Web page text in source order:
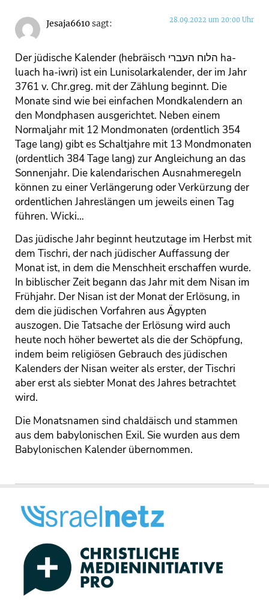
Jesaja6610sagt: 28.09.2022 um 20:00 Uhr
Der jüdische Kalender (hebräisch הלוח העברי ha-
luach ha-iwri) ist ein Lunisolarkalender, der im Jahr
3761 v. Chr.greg. mit der Zählung beginnt. Die
Monate sind wie bei einfachen Mondkalendern an
den Mondphasen ausgerichtet. Neben einem
Normaljahr mit 12 Mondmonaten (ordentlich 354
Tage lang) gibt es Schaltjahre mit 13 Mondmonaten
(ordentlich 384 Tage lang) zur Angleichung an das
Sonnenjahr. Die kalendarischen Ausnahmeregeln
können zu einer Verlängerung oder Verkürzung der
ordentlichen Jahreslängen um jeweils einen Tag
führen. Wicki…
Das jüdische Jahr beginnt heutzutage im Herbst mit
dem Tischri, der nach jüdischer Auffassung der
Monat ist, in dem die Menschheit erschaffen wurde.
In biblischer Zeit begann das Jahr mit dem Nisan im
Frühjahr. Der Nisan ist der Monat der Erlösung, in
dem die jüdischen Vorfahren aus Ägypten
auszogen. Die Tatsache der Erlösung wird auch
heute noch höher bewertet als die der Schöpfung,
indem beim religiösen Gebrauch des jüdischen
Kalenders der Nisan weiter als erster, der Tischri
aber erst als siebter Monat des Jahres betrachtet
wird.
Die Monatsnamen sind chaldäisch und stammen
aus dem babylonischen Exil. Sie wurden aus dem
Babylonischen Kalender übernommen.